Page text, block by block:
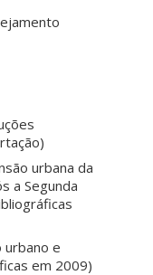
urbana da
a Segunda
urbano e
em 2009)